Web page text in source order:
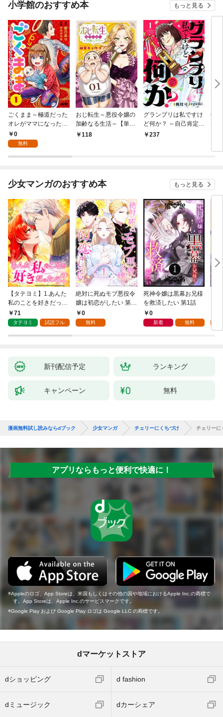
小学館のおすすめ本 もっと見る
ごくまま～極道だった
オレがママになった話
～【単話】（１）
0
無料
おじ転生～悪役令嬢の
加齢なる生活～【単
話】（１）
118
グランプリは私ですけ
ど何か？ ～自己肯定モ
ンスターのミスコン無
237
後
は
少女マンガのおすすめ本 もっと見る
【タテヨミ】1.あんた
私のことを好きだった
の？
71
タテヨミ 試読フル
絶対に死ぬモブ悪役令
嬢は初恋がしたい 第1
話0
無料
死神令嬢は黒幕お兄様
を救済したい 第1話
0
新着 無料
な
新刊配信予定 ランキング
キャンペーン 無料
漫画無料試し読みならdブック 少女マンガ チェリーにくちづけ チェリーに
アプリならもっと便利で快適に！
Appleのロゴ、App Storeは、米国もしくはその他の国や地域におけるApple Inc.の商標で
す。App Storeは、Apple Inc.のサービスマークです。
Google Play および Google Play ロゴは Google LLC の商標です。
dマーケットストア
dショッピング d fashion
dミュージック dカーシェア